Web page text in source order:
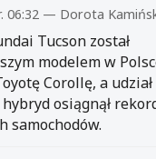
06:32 — Dorota
Tucson został
modelem w
Corollę, a
osiągnął
samochodów.